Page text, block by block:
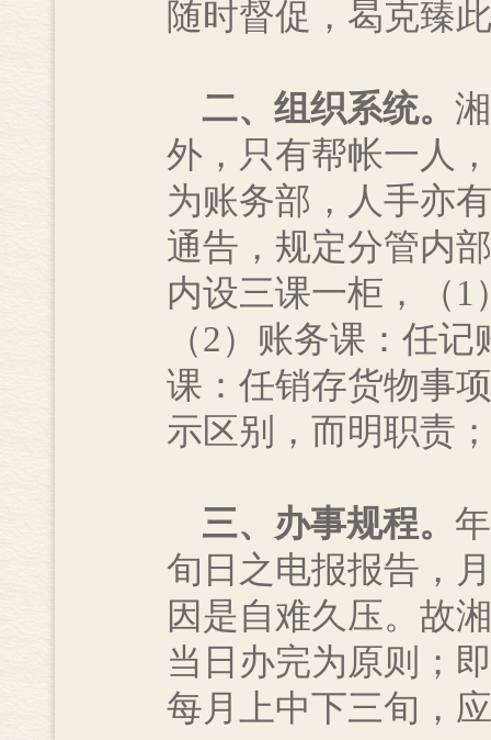
随时督促，曷克臻
二、组织系统。
外，只有帮帐一人
为账务部，人手亦
通告，规定分管内
内设三课一柜，（
（2）账务课：任
课：任销存货物事
示区别，而明职责
三、办事规程。
旬日之电报报告，
因是自难久压。故
当日办完为原则；
每月上中下三旬，